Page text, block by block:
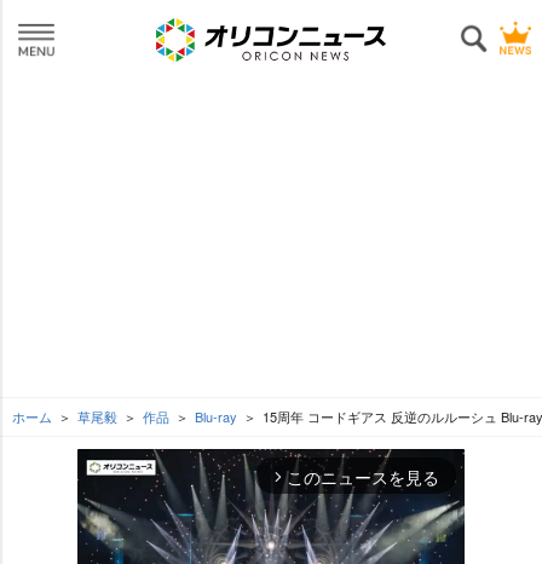
ホーム 草尾毅 作品 Blu-ray 15周年 コードギアス 反逆のルルーシュ Blu-
arrow_forward_ios このニュースを見る